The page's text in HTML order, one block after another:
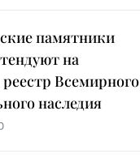
памятники
на
Всемирного
наследия